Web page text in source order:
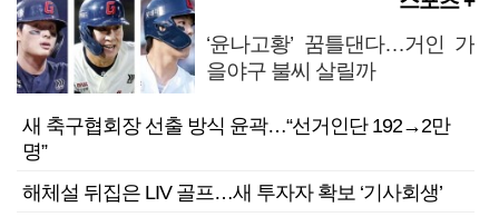
‘윤나고황’ 꿈틀댄다…거인 가
을야구 불씨 살릴까
새 축구협회장 선출 방식 윤곽…“선거인단 192→2만
명”
해체설 뒤집은 LIV 골프…새 투자자 확보 ‘기사회생’